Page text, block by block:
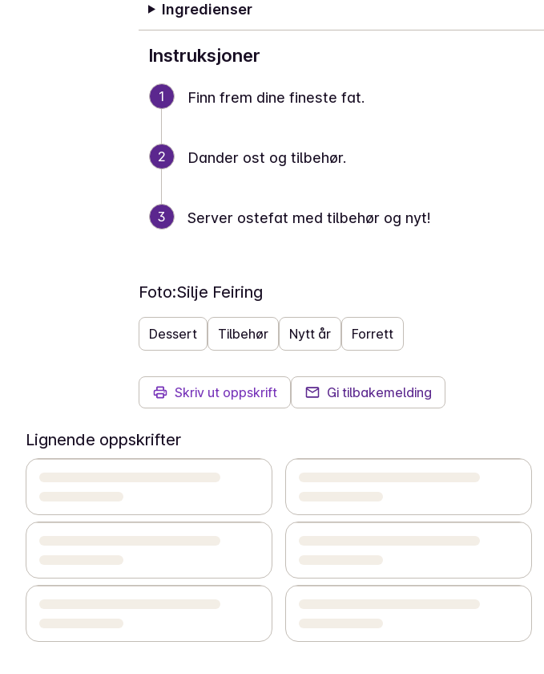
Ingredienser
Instruksjoner
1 Finn frem dine fineste fat.
2 Dander ost og tilbehør.
3 Server ostefat med tilbehør og nyt!
Foto:Silje Feiring
Dessert Tilbehør Nytt år Forrett
Skriv ut oppskrift Gi tilbakemelding
Lignende oppskrifter